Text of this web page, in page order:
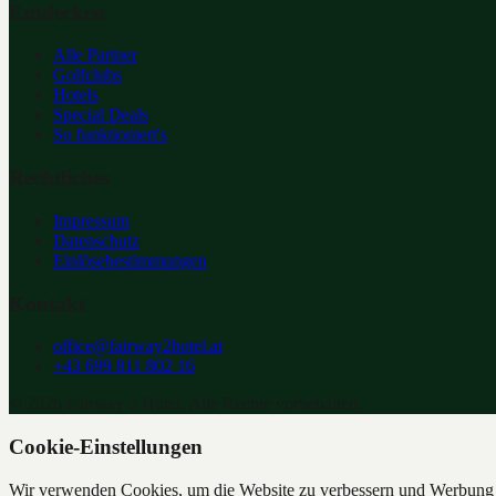
Alle Partner
Golfclubs
Hotels
Special Deals
So funktioniert's
Impressum
Datenschutz
Einlösebestimmungen
office@fairway2hotel.at
+43 699 811 802 16
Cookie-Einstellungen
Wir verwenden Cookies, um die Website zu verbessern und